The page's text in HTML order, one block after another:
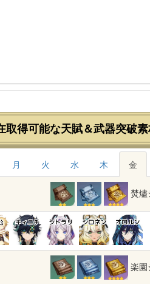
取得可能な天賦＆武器突破素
月 火 水 木 金
焚燼
キィニチ シトラリ シロネン オロルン
楽園